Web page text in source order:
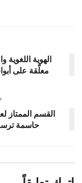
الهوية اللغوية
معلّقة على
القسم الممتاز
حاسمة